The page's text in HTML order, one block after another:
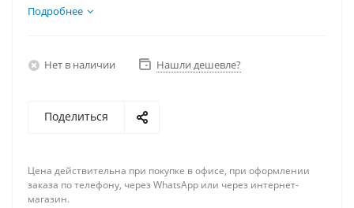
Видеокарта GTX 1650 4Гб, Память DDR5 16Gb,
Подробнее
Нет в наличии Нашли дешевле?
Поделиться
Цена действительна при покупке в офисе, при оформлении
заказа по телефону, через WhatsApp или через интернет-
магазин.